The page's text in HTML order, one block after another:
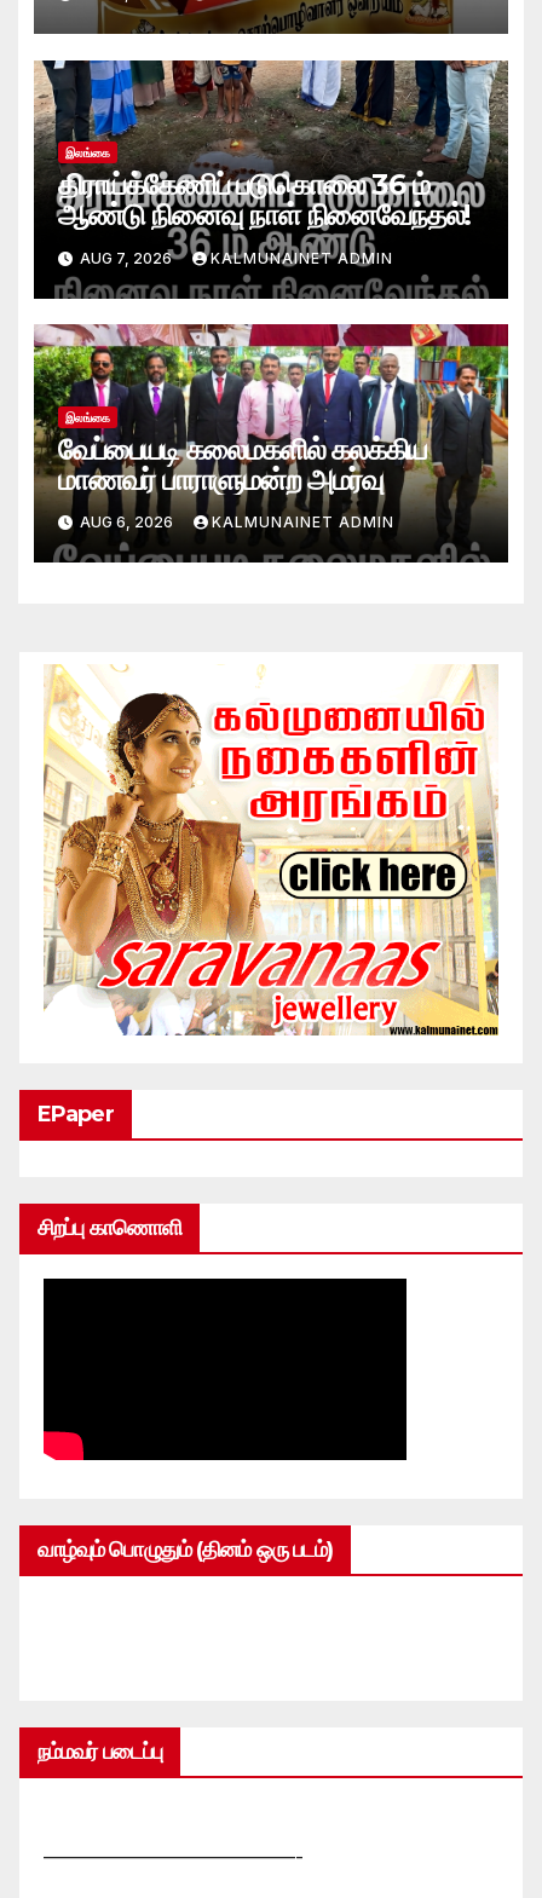
வாழ்த்துக்கள்!
இலங்கை
திராய்க்கேணிப் படுகொலை 36 ம்
ஆண்டு நினைவு நாள் நினைவேந்தல்!
AUG 7, 2026 KALMUNAINET ADMIN
இலங்கை
வேப்பையடி கலைமகளில் கலக்கிய
மாணவர் பாராளுமன்ற அமர்வு
AUG 6, 2026 KALMUNAINET ADMIN
EPaper
சிறப்பு காணொளி
வாழ்வும் பொழுதும் (தினம் ஒரு படம்)
நம்மவர் படைப்பு
—————————————-